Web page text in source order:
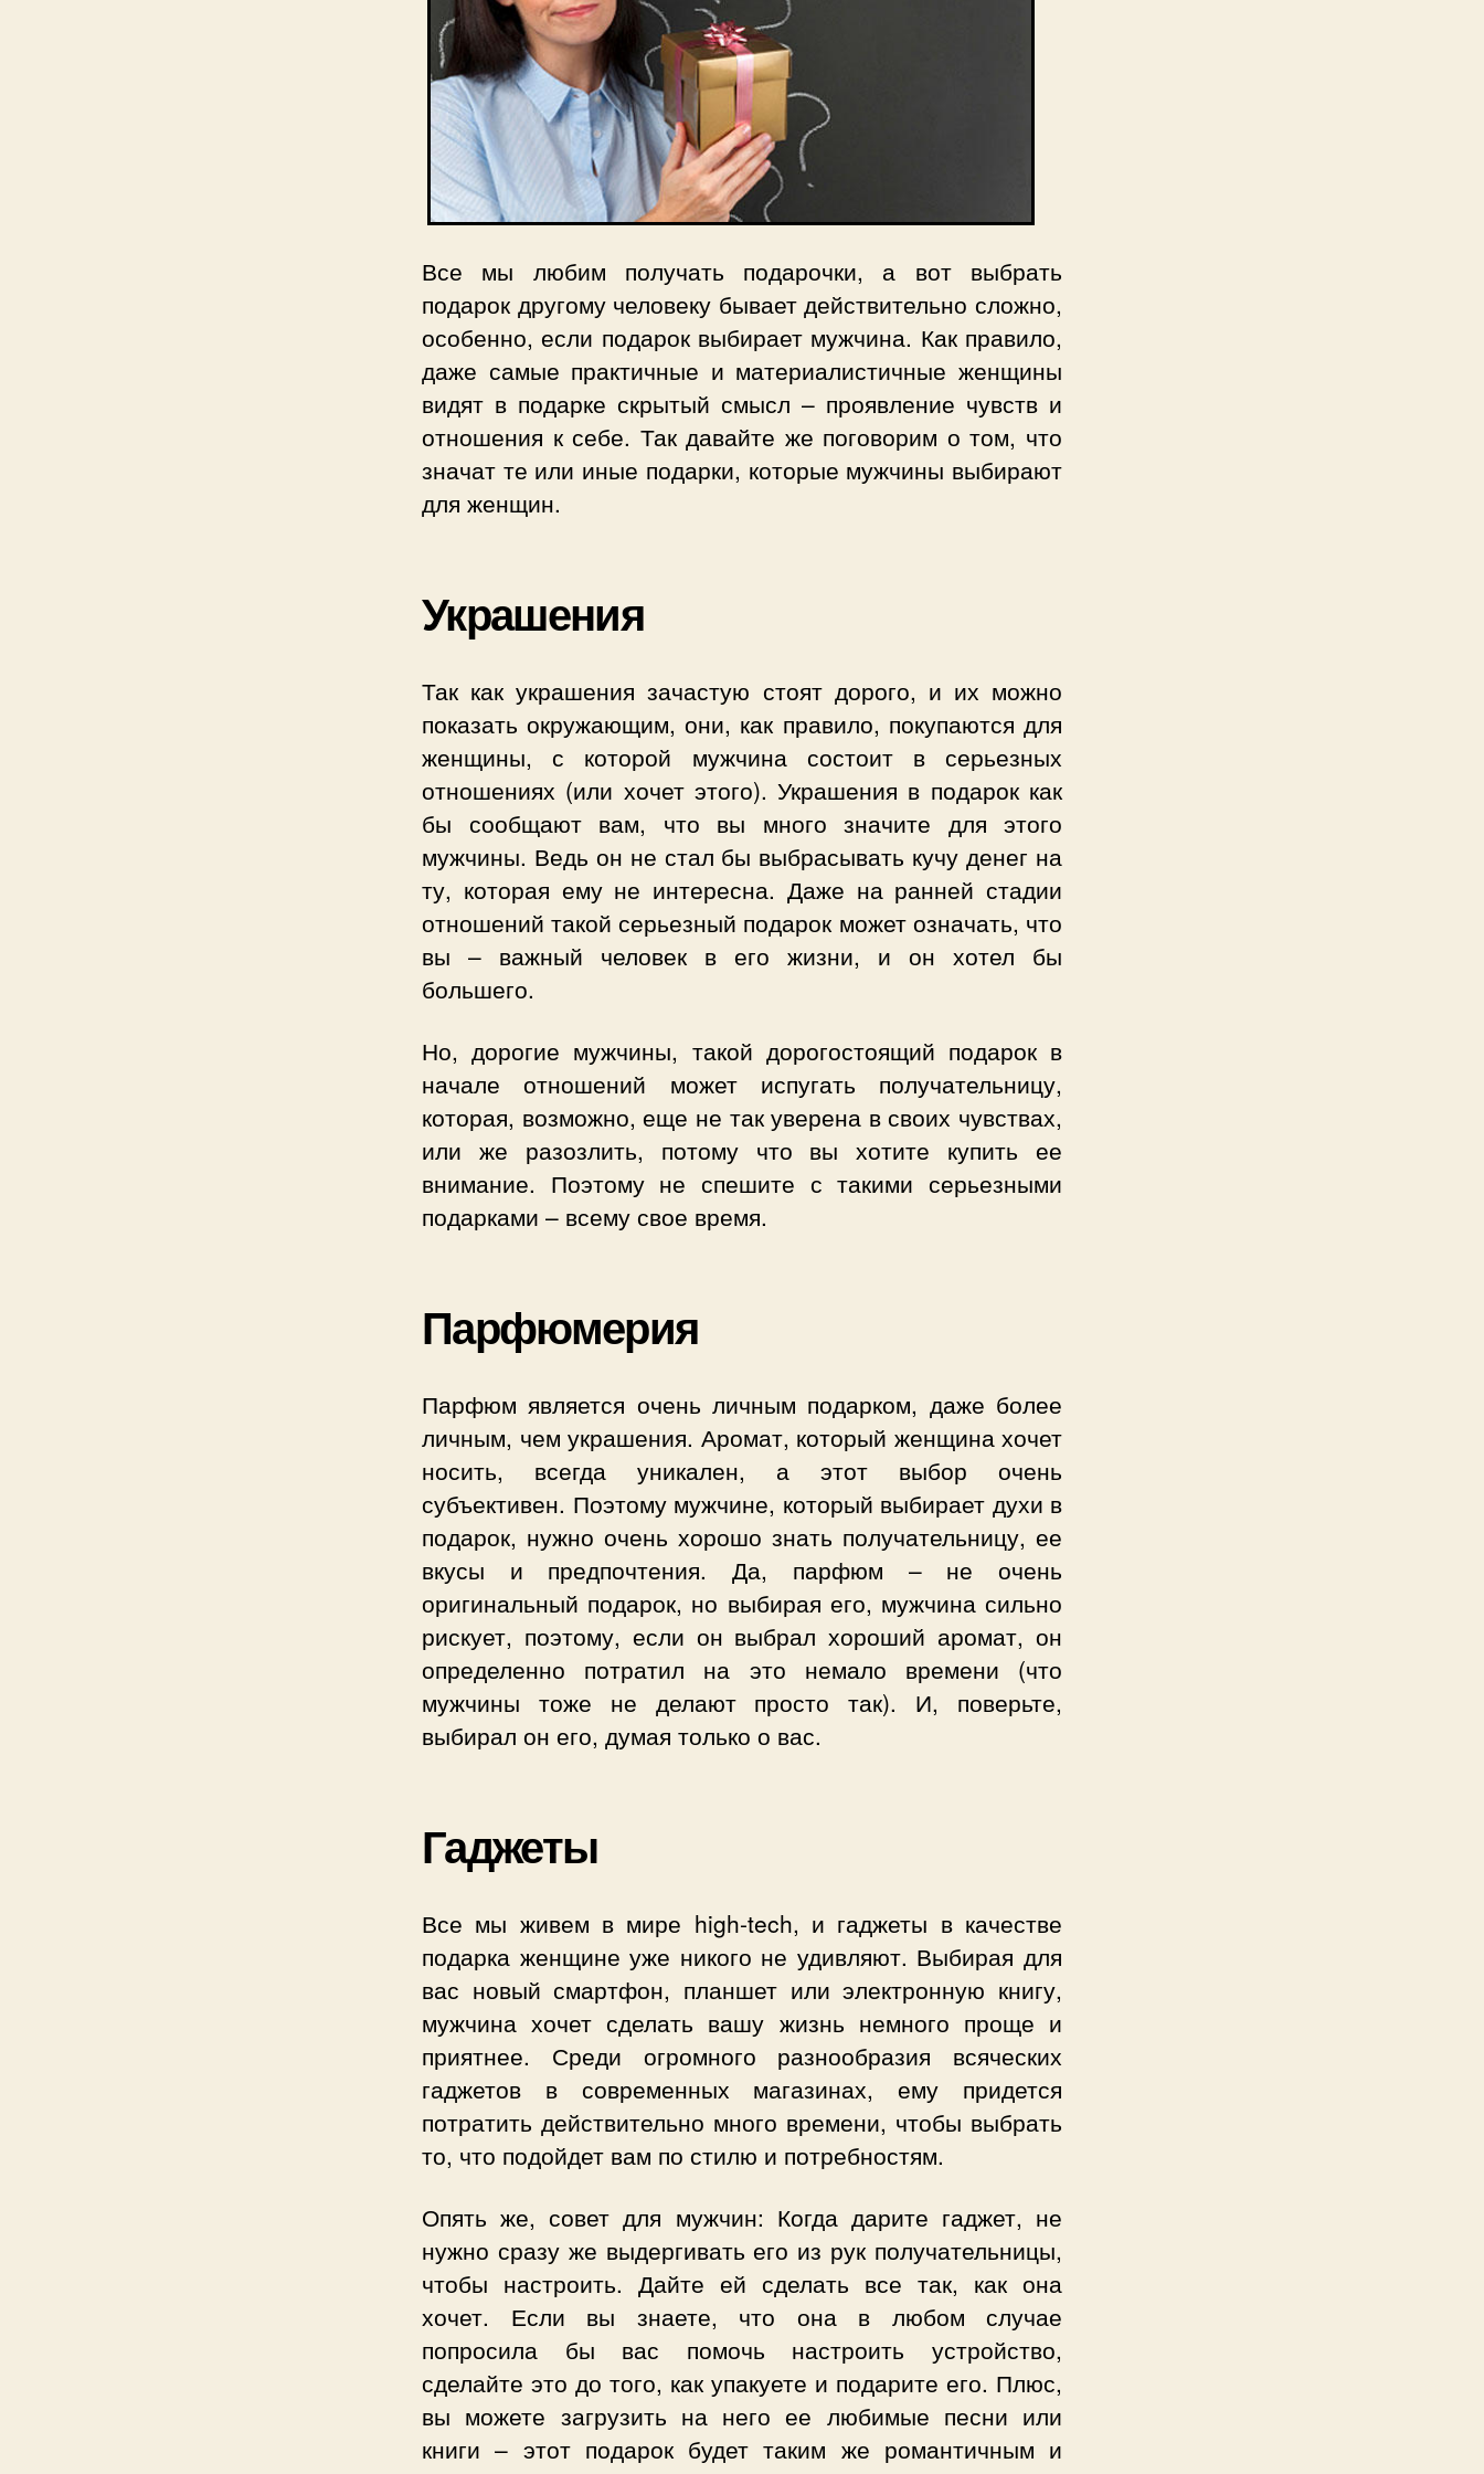
Все мы любим получать подарочки, а вот выбрать
подарок другому человеку бывает действительно сложно,
особенно, если подарок выбирает мужчина. Как правило,
даже самые практичные и материалистичные женщины
видят в подарке скрытый смысл – проявление чувств и
отношения к себе. Так давайте же поговорим о том, что
значат те или иные подарки, которые мужчины выбирают
для женщин.
Украшения
Так как украшения зачастую стоят дорого, и их можно
показать окружающим, они, как правило, покупаются для
женщины, с которой мужчина состоит в серьезных
отношениях (или хочет этого). Украшения в подарок как
бы сообщают вам, что вы много значите для этого
мужчины. Ведь он не стал бы выбрасывать кучу денег на
ту, которая ему не интересна. Даже на ранней стадии
отношений такой серьезный подарок может означать, что
вы – важный человек в его жизни, и он хотел бы
большего.
Но, дорогие мужчины, такой дорогостоящий подарок в
начале отношений может испугать получательницу,
которая, возможно, еще не так уверена в своих чувствах,
или же разозлить, потому что вы хотите купить ее
внимание. Поэтому не спешите с такими серьезными
подарками – всему свое время.
Парфюмерия
Парфюм является очень личным подарком, даже более
личным, чем украшения. Аромат, который женщина хочет
носить, всегда уникален, а этот выбор очень
субъективен. Поэтому мужчине, который выбирает духи в
подарок, нужно очень хорошо знать получательницу, ее
вкусы и предпочтения. Да, парфюм – не очень
оригинальный подарок, но выбирая его, мужчина сильно
рискует, поэтому, если он выбрал хороший аромат, он
определенно потратил на это немало времени (что
мужчины тоже не делают просто так). И, поверьте,
выбирал он его, думая только о вас.
Гаджеты
Все мы живем в мире high-tech, и гаджеты в качестве
подарка женщине уже никого не удивляют. Выбирая для
вас новый смартфон, планшет или электронную книгу,
мужчина хочет сделать вашу жизнь немного проще и
приятнее. Среди огромного разнообразия всяческих
гаджетов в современных магазинах, ему придется
потратить действительно много времени, чтобы выбрать
то, что подойдет вам по стилю и потребностям.
Опять же, совет для мужчин: Когда дарите гаджет, не
нужно сразу же выдергивать его из рук получательницы,
чтобы настроить. Дайте ей сделать все так, как она
хочет. Если вы знаете, что она в любом случае
попросила бы вас помочь настроить устройство,
сделайте это до того, как упакуете и подарите его. Плюс,
вы можете загрузить на него ее любимые песни или
книги – этот подарок будет таким же романтичным и